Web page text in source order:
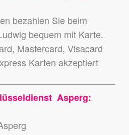
bezahlen Sie beim
bequem mit Karte.
Mastercard, Visacard
Karten akzeptiert
Asperg: